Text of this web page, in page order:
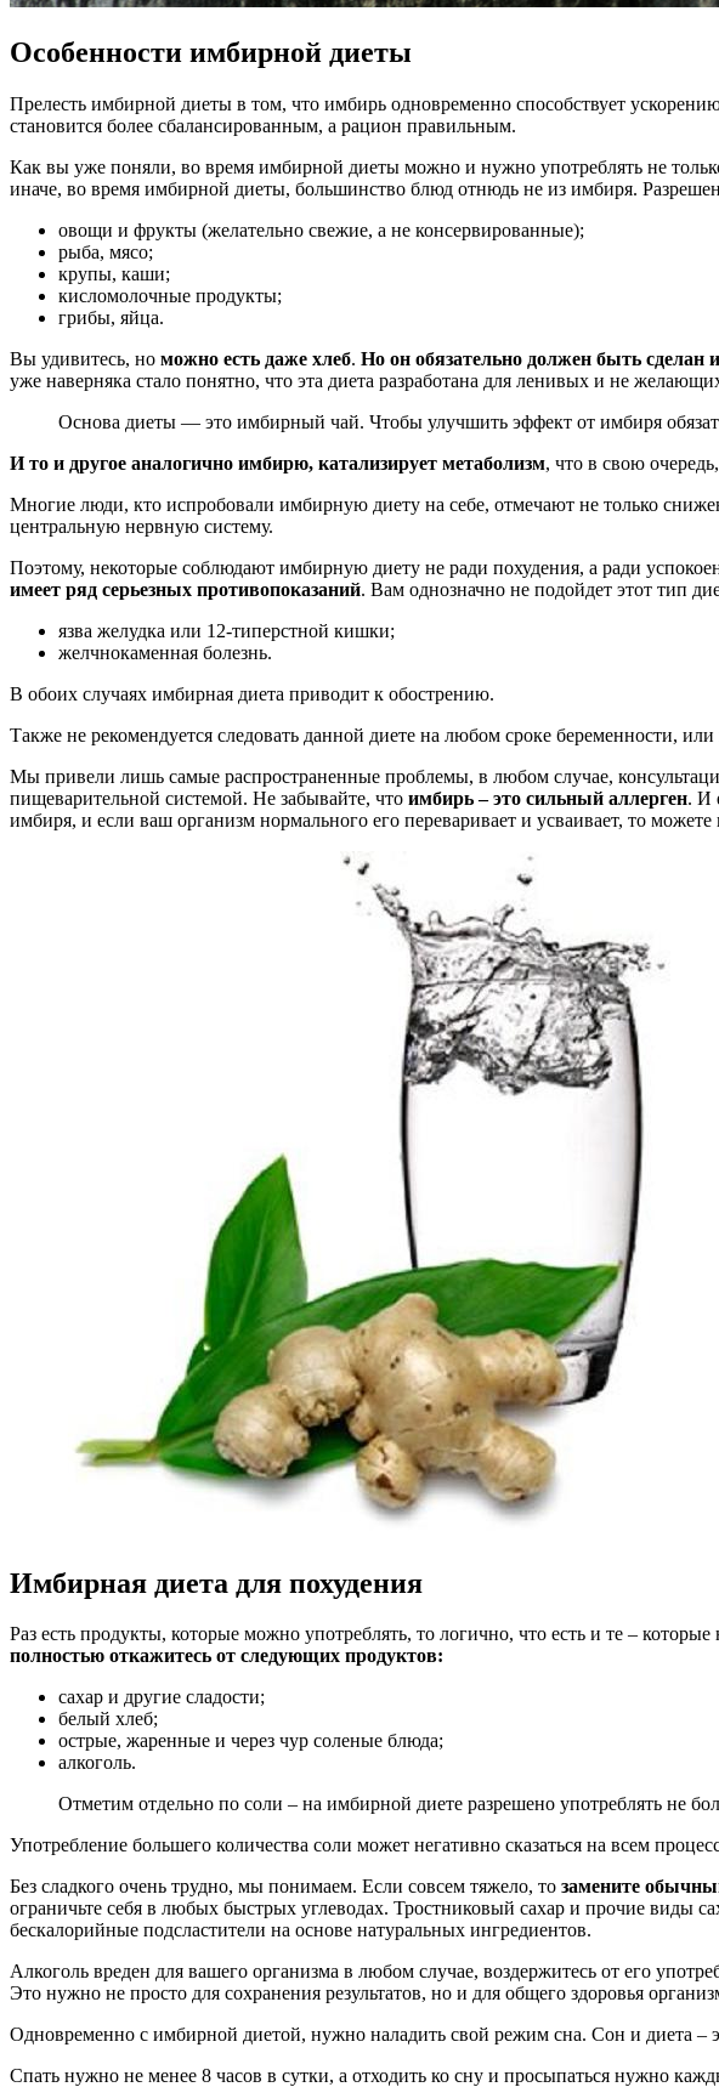
Особенности имбирной диеты
Прелесть имбирной диеты в том, что имбирь одновременно способствует
становится более сбалансированным, а рацион правильным.
Как вы уже поняли, во время имбирной диеты можно и нужно употреблять не
иначе, во время имбирной диеты, большинство блюд отнюдь не из имбиря.
овощи и фрукты (желательно свежие, а не консервированные);
рыба, мясо;
крупы, каши;
кисломолочные продукты;
грибы, яйца.
Вы удивитесь, но можно есть даже хлеб. Но он обязательно должен быть сделан
уже наверняка стало понятно, что эта диета разработана для ленивых и не
Основа диеты — это имбирный чай. Чтобы улучшить эффект от имбиря
И то и другое аналогично имбирю, катализирует метаболизм, что в свою
Многие люди, кто испробовали имбирную диету на себе, отмечают не только
центральную нервную систему.
Поэтому, некоторые соблюдают имбирную диету не ради похудения, а ради
имеет ряд серьезных противопоказаний. Вам однозначно не подойдет этот тип
язва желудка или 12-типерстной кишки;
желчнокаменная болезнь.
В обоих случаях имбирная диета приводит к обострению.
Также не рекомендуется следовать данной диете на любом сроке беременности,
Мы привели лишь самые распространенные проблемы, в любом случае,
пищеварительной системой. Не забывайте, что имбирь – это сильный аллерген. И
имбиря, и если ваш организм нормального его переваривает и усваивает, то
Имбирная диета для похудения
Раз есть продукты, которые можно употреблять, то логично, что есть и те –
полностью откажитесь от следующих продуктов:
сахар и другие сладости;
белый хлеб;
острые, жаренные и через чур соленые блюда;
алкоголь.
Отметим отдельно по соли – на имбирной диете разрешено употреблять не
Употребление большего количества соли может негативно сказаться на всем
Без сладкого очень трудно, мы понимаем. Если совсем тяжело, то замените
ограничьте себя в любых быстрых углеводах. Тростниковый сахар и прочие виды
бескалорийные подсластители на основе натуральных ингредиентов.
Алкоголь вреден для вашего организма в любом случае, воздержитесь от его
Это нужно не просто для сохранения результатов, но и для общего здоровья
Одновременно с имбирной диетой, нужно наладить свой режим сна. Сон и диета –
Спать нужно не менее 8 часов в сутки, а отходить ко сну и просыпаться нужно